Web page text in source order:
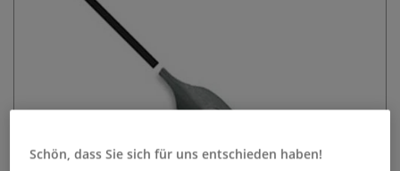
Schön, dass Sie sich für uns entschieden haben!